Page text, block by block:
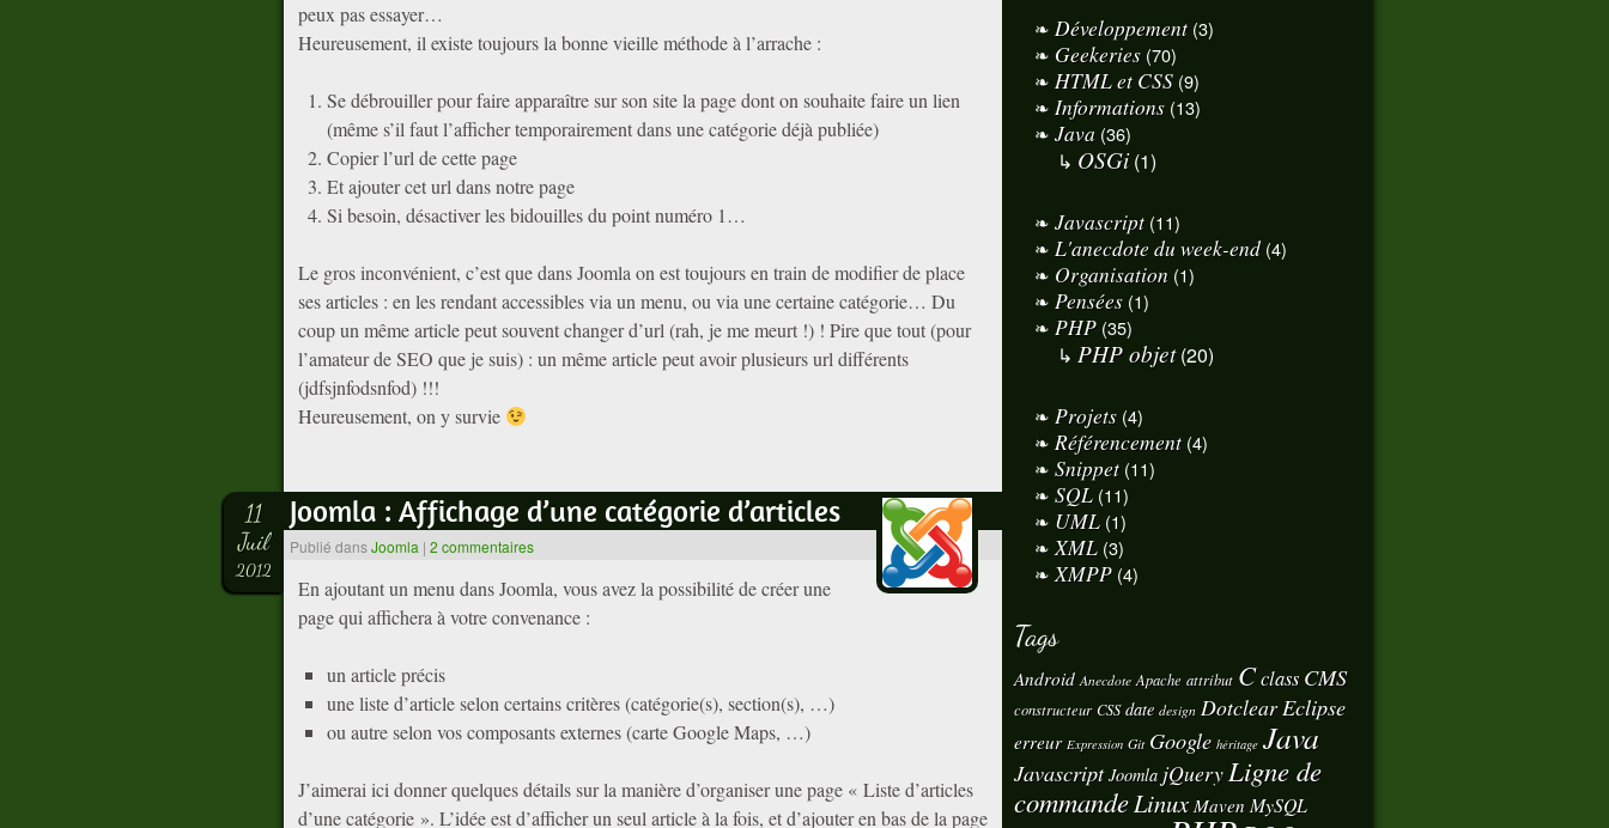
peux pas essayer…
Heureusement, il existe toujours la bonne vieille méthode à l’arrache :
Se débrouiller pour faire apparaître sur son site la page dont on souhaite faire un lien
(même s’il faut l’afficher temporairement dans une catégorie déjà publiée)
Copier l’url de cette page
Et ajouter cet url dans notre page
Si besoin, désactiver les bidouilles du point numéro 1…
Le gros inconvénient, c’est que dans Joomla on est toujours en train de modifier de place
ses articles : en les rendant accessibles via un menu, ou via une certaine catégorie… Du
coup un même article peut souvent changer d’url (rah, je me meurt !) ! Pire que tout (pour
l’amateur de SEO que je suis) : un même article peut avoir plusieurs url différents
(jdfsjnfodsnfod) !!!
Heureusement, on y survie
Joomla : Affichage d’une catégorie d’articles
Publié dansJoomla | 2 commentaires
11
Juil
2012
En ajoutant un menu dans Joomla, vous avez la possibilité de créer une
page qui affichera à votre convenance :
un article précis
une liste d’article selon certains critères (catégorie(s), section(s), …)
ou autre selon vos composants externes (carte Google Maps, …)
J’aimerai ici donner quelques détails sur la manière d’organiser une page « Liste d’articles
d’une catégorie ». L’idée est d’afficher un seul article à la fois, et d’ajouter en bas de la page
Développement(3)
Geekeries (70)
HTML et CSS (9)
Informations (13)
Java (36)
OSGi(1)
Javascript(11)
L'anecdote du week-end(4)
Organisation (1)
Pensées (1)
PHP (35)
PHP objet(20)
Projets (4)
Référencement(4)
Snippet(11)
SQL (11)
UML (1)
XML (3)
XMPP (4)
Tags
Android Anecdote Apache attribut Cclass CMS
constructeur CSS date design DotclearEclipse
erreur Expression Git Google héritage Java
Javascript Joomla jQueryLigne de
commandeLinux Maven MySQL